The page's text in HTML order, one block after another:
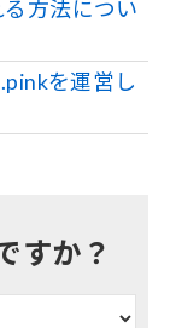
方法につい
を運営し
すか？